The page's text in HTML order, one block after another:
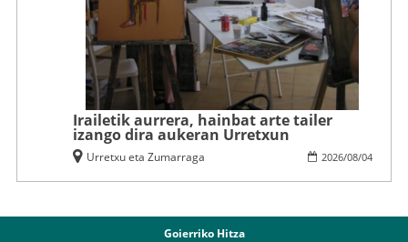
Irailetik aurrera, hainbat arte tailer
izango dira aukeran Urretxun
2026/08/04
Urretxu eta Zumarraga
Goierriko Hitza